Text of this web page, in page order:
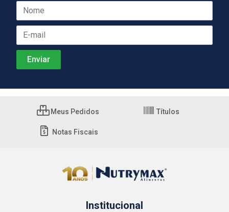
Meus Pedidos Títulos
Notas Fiscais
Institucional